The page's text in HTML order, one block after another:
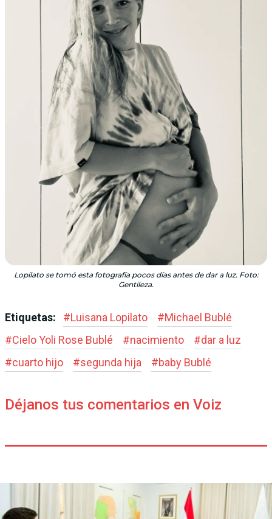
Lopilato se tomó esta fotografía pocos días antes de dar a luz. Foto:
Gentileza.
Etiquetas: #Luisana Lopilato #Michael Bublé
#Cielo Yoli Rose Bublé #nacimiento #dar a luz
#cuarto hijo #segunda hija #baby Bublé
Déjanos tus comentarios en Voiz